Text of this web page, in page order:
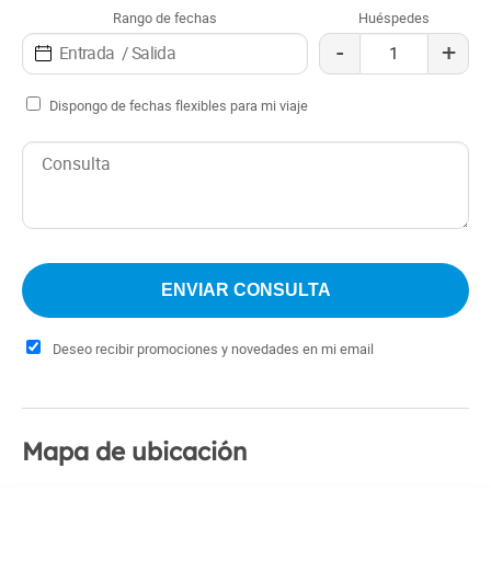
Rango de fechas Huéspedes
- +
Dispongo de fechas flexibles para mi viaje
Deseo recibir promociones y novedades en mi email
Mapa de ubicación